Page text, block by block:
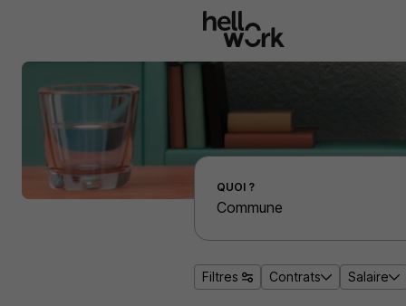
Effectuer une recherche d'emploi par localité
QUOI ?
Filtres Contrats Salaire